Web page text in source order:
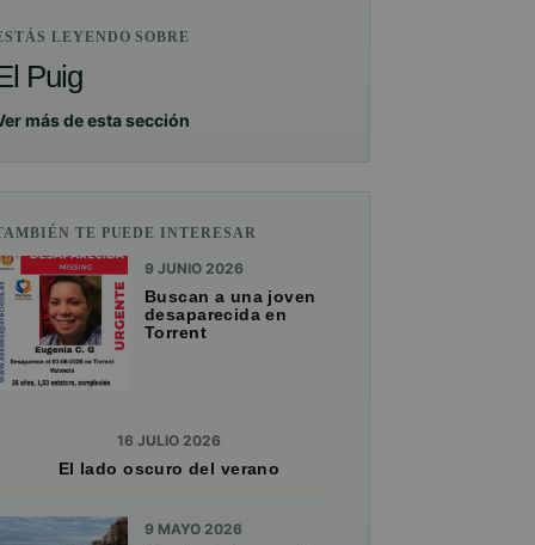
LEYENDO SOBRE
Puig
más de esta sección
TE PUEDE INTERESAR
9 JUNIO 2026
Buscan a una joven
desaparecida en
Torrent
16 JULIO 2026
El lado oscuro del verano
9 MAYO 2026